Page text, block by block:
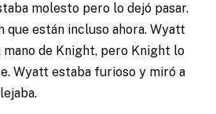
molesto pero lo dejó pasar.
que están incluso ahora. Wyatt
de Knight, pero Knight lo
Wyatt estaba furioso y miró a